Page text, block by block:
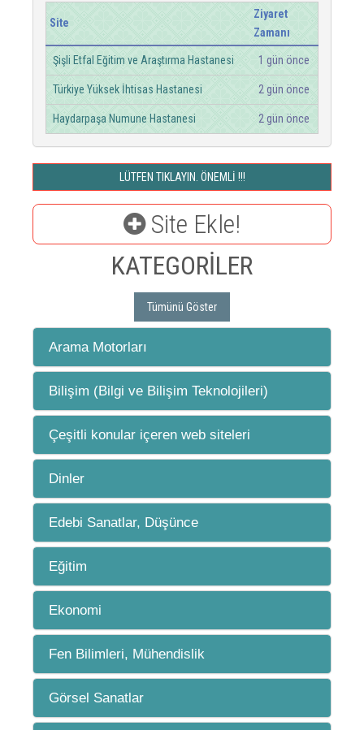
Site
Ziyaret
Zamanı
Şişli Etfal Eğitim ve Araştırma Hastanesi 1 gün önce
Türkiye Yüksek İhtisas Hastanesi 2 gün önce
Haydarpaşa Numune Hastanesi 2 gün önce
LÜTFEN TIKLAYIN. ÖNEMLİ !!!
Site Ekle!
KATEGORİLER
Tümünü Göster
Arama Motorları
Bilişim (Bilgi ve Bilişim Teknolojileri)
Çeşitli konular içeren web siteleri
Dinler
Edebi Sanatlar, Düşünce
Eğitim
Ekonomi
Fen Bilimleri, Mühendislik
Görsel Sanatlar